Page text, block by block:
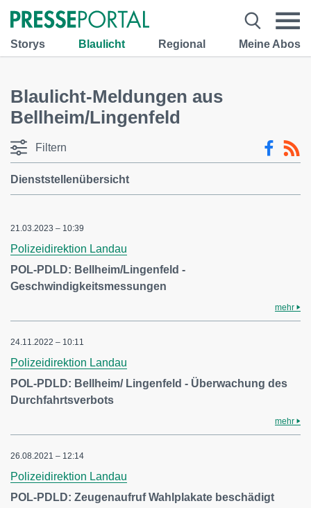
Storys Blaulicht Regional Meine Abos
Blaulicht-Meldungen aus
Bellheim/Lingenfeld
Filtern
Dienststellenübersicht
21.03.2023 – 10:39
Polizeidirektion Landau
POL-PDLD: Bellheim/Lingenfeld -
Geschwindigkeitsmessungen
mehr
24.11.2022 – 10:11
Polizeidirektion Landau
POL-PDLD: Bellheim/ Lingenfeld - Überwachung des
Durchfahrtsverbots
mehr
26.08.2021 – 12:14
Polizeidirektion Landau
POL-PDLD: Zeugenaufruf Wahlplakate beschädigt